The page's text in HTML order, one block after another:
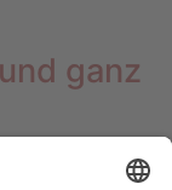
ganz